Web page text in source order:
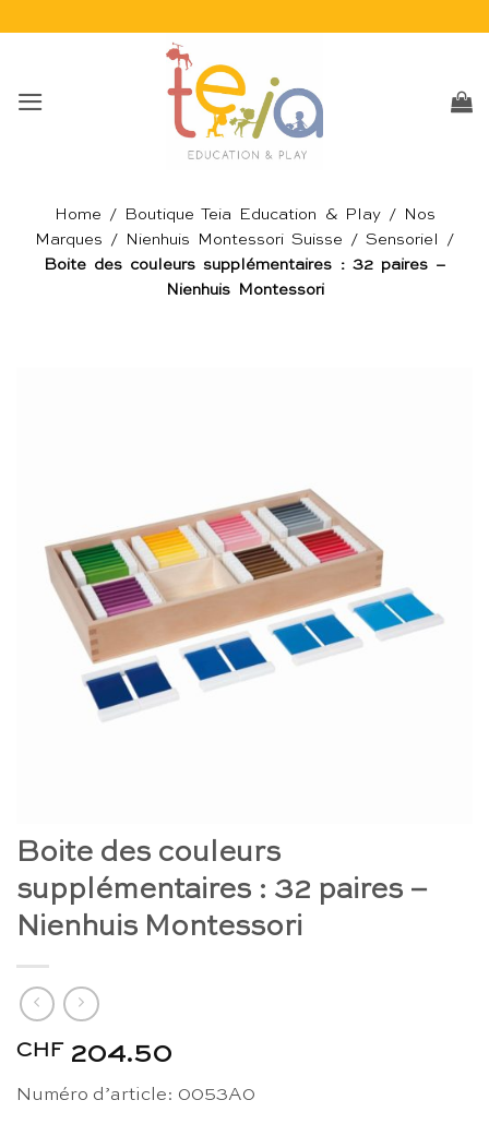
Home / Boutique Teia Education & Play/
Nos
Marques / Nienhuis Montessori Suisse / Sensoriel
/
Boite des couleurs supplémentaires : 32 paires –
Nienhuis Montessori
Boite des couleurs
supplémentaires : 32 paires –
Nienhuis Montessori
CHF 204.50
Numéro d’article: 0053A0